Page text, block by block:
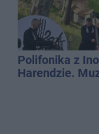
Polifonika z
Harendzie.